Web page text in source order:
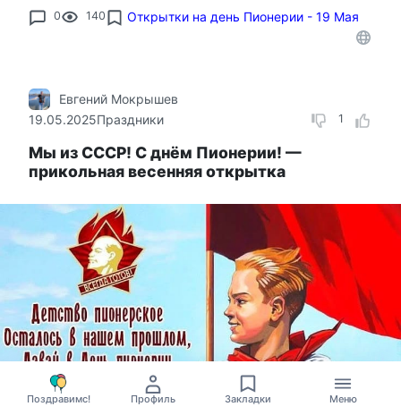
0 140 Открытки на день Пионерии - 19 Мая
1
Евгений Мокрышев
19.05.2025Праздники
Мы из СССР! С днём Пионерии! —
прикольная весенняя открытка
Поздравимс! Профиль Закладки Меню